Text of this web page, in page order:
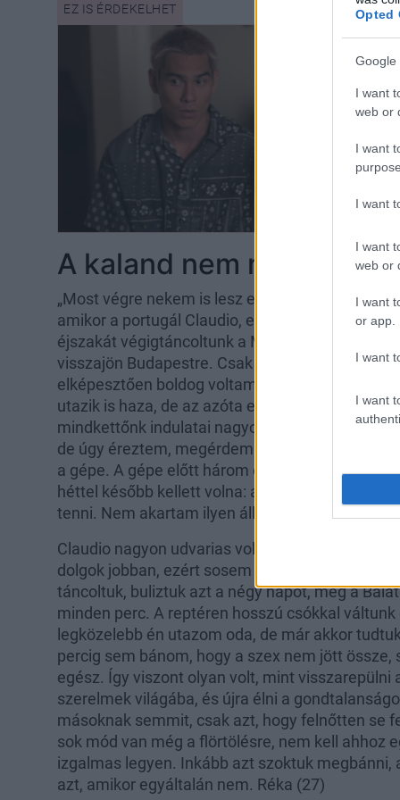
Opted
Google
I want
web or
I want
I want
I want
web or
I want
or app.
I want
I want
A kaland nem mindig
„Most végre nekem is lesz egy forró
amikor a portugál Claudio, egy hónappal
éjszakát végigtáncoltunk a Margitszigeten,
visszajön Budapestre. Csak miattam. Dagadt a
elképesztően boldog voltam. Mikor
utazik is haza, de az azóta eltelt egy hónap
mindkettőnk indulatai nagyon
de úgy éreztem, megérdemlek egy kis
a gépe. A gépe előtt három órával azonban
héttel később kellett volna: a menzeszem.
tenni. Nem akartam ilyen állapotban könnyed
Claudio nagyon udvarias volt, végig nem
dolgok jobban, ezért sosem kerültünk
táncoltuk, buliztuk azt a négy napot, még a
minden perc. A reptéren hosszú csókkal
legközelebb én utazom oda, de már akkor
percig sem bánom, hogy a szex nem jött
egész. Így viszont olyan volt, mint visszarepülni
szerelmek világába, és újra élni a
másoknak semmit, csak azt, hogy felnőtten se
sok mód van még a flörtölésre, nem kell ahhoz
izgalmas legyen. Inkább azt szoktuk
azt, amikor egyáltalán nem. Réka (27)